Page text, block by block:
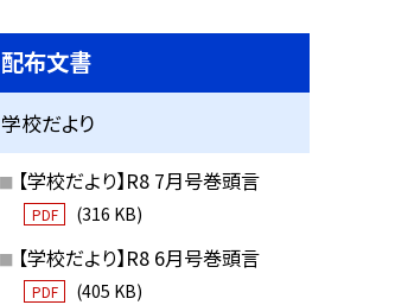
配布文書
学校だより
【学校だより】R8 7月号巻頭言
PDF (316 KB)
【学校だより】R8 6月号巻頭言
PDF (405 KB)